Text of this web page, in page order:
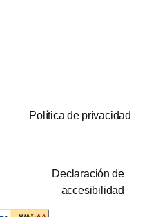
Política de privacidad
Declaración de
accesibilidad